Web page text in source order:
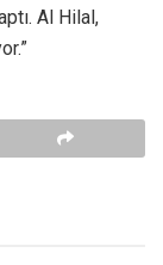
Al Hilal,